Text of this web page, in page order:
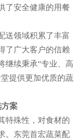
了安全健康的用餐
送领域积累了丰富
了广大客户的信赖
继续秉承“专业、高
提供更加优质的蔬
方案
特殊性，对食材的
。东莞首宏蔬菜配